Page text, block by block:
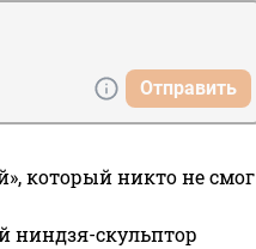
Отправить
который никто не смог
ниндзя-скульптор